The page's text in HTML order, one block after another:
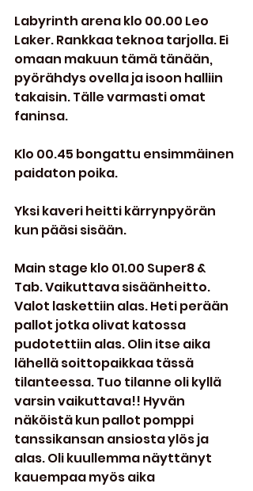
Labyrinth arena klo 00.00 Leo
Laker. Rankkaa teknoa tarjolla. Ei
omaan makuun tämä tänään,
pyörähdys ovella ja isoon halliin
takaisin. Tälle varmasti omat
faninsa.
Klo 00.45 bongattu ensimmäinen
paidaton poika.
Yksi kaveri heitti kärrynpyörän
kun pääsi sisään.
Main stage klo 01.00 Super8 &
Tab. Vaikuttava sisäänheitto.
Valot laskettiin alas. Heti perään
pallot jotka olivat katossa
pudotettiin alas. Olin itse aika
lähellä soittopaikkaa tässä
tilanteessa. Tuo tilanne oli kyllä
varsin vaikuttava!! Hyvän
näköistä kun pallot pomppi
tanssikansan ansiosta ylös ja
alas. Oli kuullemma näyttänyt
kauempaa myös aika